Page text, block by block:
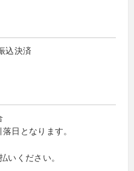
込決済
日となります。
いください。